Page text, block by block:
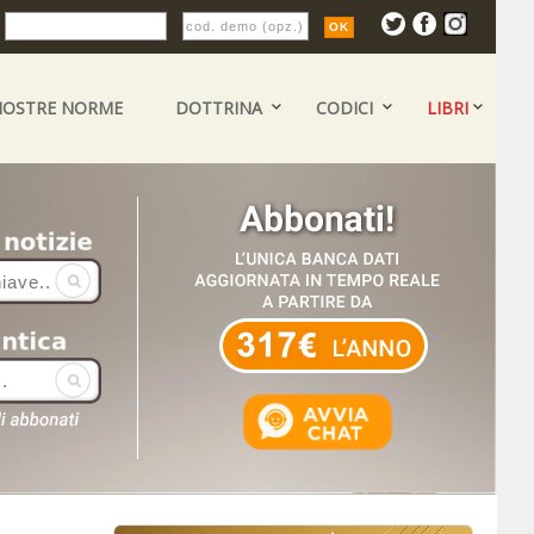
NORME DOTTRINA CODICI LIBRI